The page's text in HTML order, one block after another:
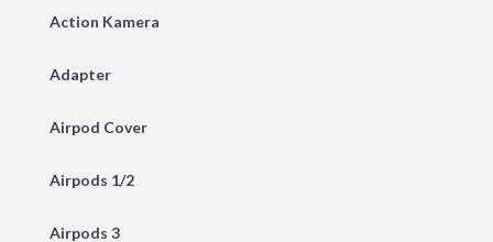
Action Kamera
Adapter
Airpod Cover
Airpods 1/2
Airpods 3